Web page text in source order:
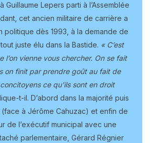
Guillaume Lepers parti à l’Assemblée
cet ancien militaire de carrière a
politique dès 1993, à la demande de
juste élu dans la Bastide. « C’est
l’on vienne vous chercher. On se fait
on finit par prendre goût au fait de
ce qu’ils sont en droit
t-il. D’abord dans la majorité puis
(face à Jérôme Cahuzac) et enfin de
de l’exécutif municipal avec une
parlementaire, Gérard Régnier